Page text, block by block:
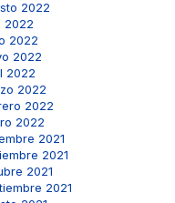
2022
2022
2022
2022
2022
2022
2022
2022
2021
2021
2021
2021